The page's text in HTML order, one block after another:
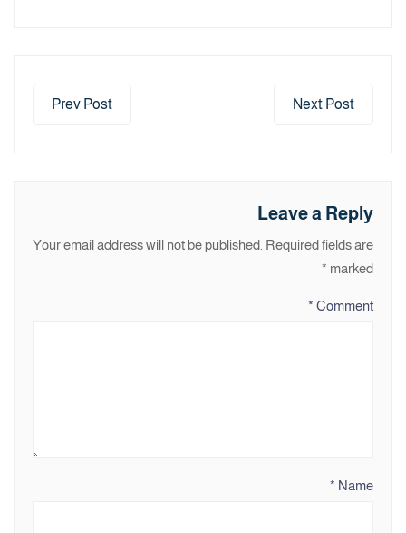
Prev Post Next Post
Leave a Reply
Your email address will not be published. Required fields are
marked
*
Comment
*
Name
*